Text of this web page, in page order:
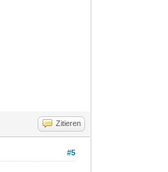
Zitieren
#5